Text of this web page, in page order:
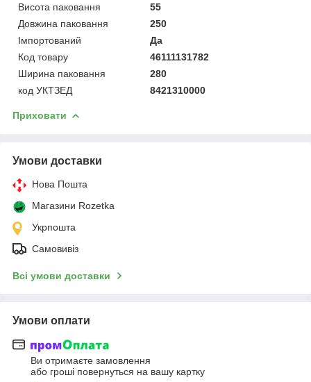
Висота паковання
55
Довжина паковання
250
Імпортований
Да
Код товару
46111131782
Ширина паковання
280
код УКТЗЕД
8421310000
Приховати
Умови доставки
Нова Пошта
Магазини Rozetka
Укрпошта
Самовивіз
Всі умови доставки
Умови оплати
Ви отримаєте замовлення
або гроші повернуться на вашу картку